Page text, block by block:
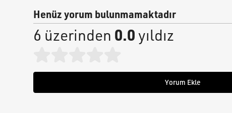
Henüz yorum bulunmamaktadır
6 üzerinden 0.0yıldız
Yorum Ekle